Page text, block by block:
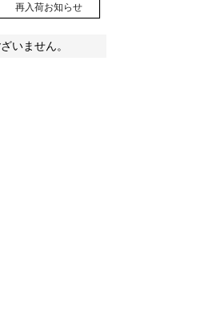
再入荷お知らせ
いません。